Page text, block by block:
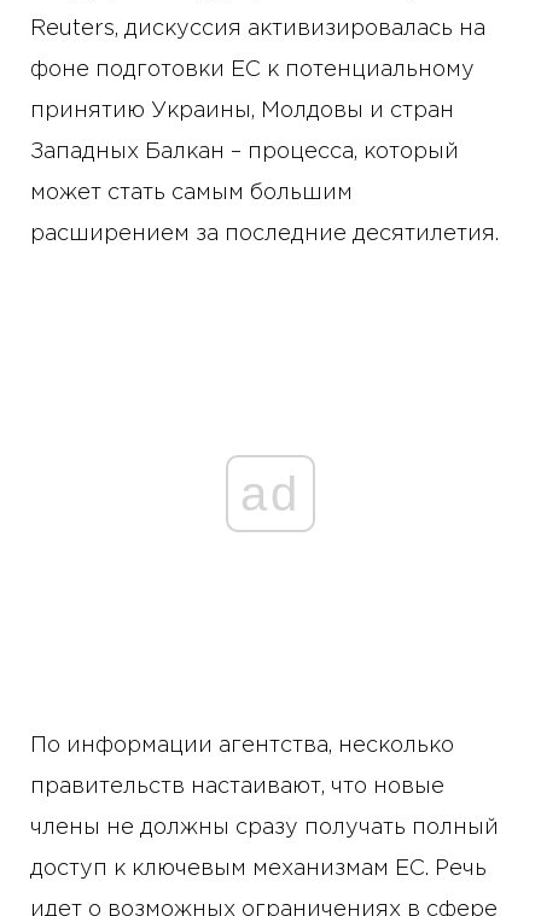
Reuters, дискуссия активизировалась на
фоне подготовки ЕС к потенциальному
принятию Украины, Молдовы и стран
Западных Балкан – процесса, который
может стать самым большим
расширением за последние десятилетия.
ad
По информации агентства, несколько
правительств настаивают, что новые
члены не должны сразу получать полный
доступ к ключевым механизмам ЕС. Речь
идет о возможных ограничениях в сфере